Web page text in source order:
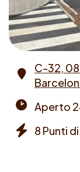
Address
C-32,
times
Aperto
8 Punti